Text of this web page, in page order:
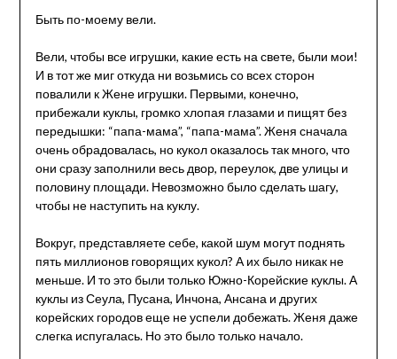
Быть по-моему вели.
Вели, чтобы все игрушки, какие есть на свете, были мои!
И в тот же миг откуда ни возьмись со всех сторон
повалили к Жене игрушки. Первыми, конечно,
прибежали куклы, громко хлопая глазами и пищят без
передышки: “папа-мама”, “папа-мама”. Женя сначала
очень обрадовалась, но кукол оказалось так много, что
они сразу заполнили весь двор, переулок, две улицы и
половину площади. Невозможно было сделать шагу,
чтобы не наступить на куклу.
Вокруг, представляете себе, какой шум могут поднять
пять миллионов говорящих кукол? А их было никак не
меньше. И то это были только Южно-Корейские куклы. А
куклы из Сеула, Пусана, Инчона, Ансана и других
корейских городов еще не успели добежать. Женя даже
слегка испугалась. Но это было только начало.